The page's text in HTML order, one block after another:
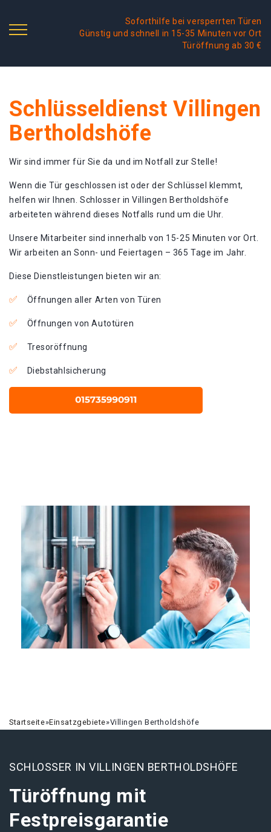
Soforthilfe bei versperrten Türen
Günstig und schnell in 15-35 Minuten vor Ort
Türöffnung ab 30 €
Schlüsseldienst Villingen
Bertholdshöfe
Wir sind immer für Sie da und im Notfall zur Stelle!
Wenn die Tür geschlossen ist oder der Schlüssel klemmt,
helfen wir Ihnen. Schlosser in Villingen Bertholdshöfe
arbeiteten während dieses Notfalls rund um die Uhr.
Unsere Mitarbeiter sind innerhalb von 15-25 Minuten vor Ort.
Wir arbeiten an Sonn- und Feiertagen – 365 Tage im Jahr.
Diese Dienstleistungen bieten wir an:
Öffnungen aller Arten von Türen
Öffnungen von Autotüren
Tresoröffnung
Diebstahlsicherung
Startseite»Einsatzgebiete»Villingen Bertholdshöfe
SCHLOSSER IN VILLINGEN BERTHOLDSHÖFE
Türöffnung mit
Festpreisgarantie